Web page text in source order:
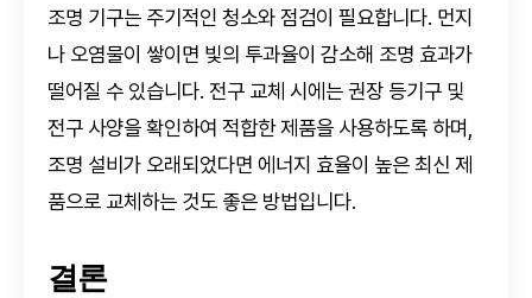
조명 기구는 주기적인 청소와 점검이 필요합니다. 먼지
나 오염물이 쌓이면 빛의 투과율이 감소해 조명 효과가
떨어질 수 있습니다. 전구 교체 시에는 권장 등기구 및
전구 사양을 확인하여 적합한 제품을 사용하도록 하며,
조명 설비가 오래되었다면 에너지 효율이 높은 최신 제
품으로 교체하는 것도 좋은 방법입니다.
결론